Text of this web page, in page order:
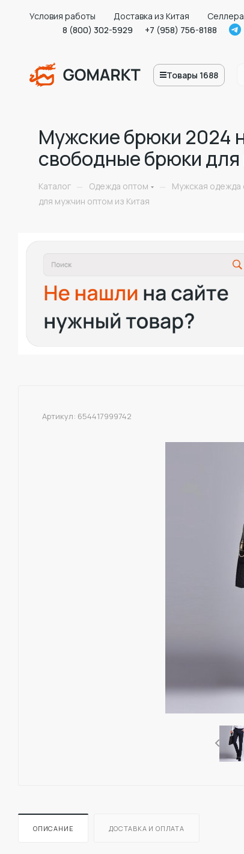
Условия работы Доставка из Китая
8 (800) 302-5929
+7 (958) 756-8188
Товары 1688
Мужские брюки 2024
свободные брюки
Каталог — Одежда оптом — Мужская одежда
для мужчин оптом из Китая
Артикул: 654417999742
ОПИСАНИЕ ДОСТАВКА И ОПЛАТА